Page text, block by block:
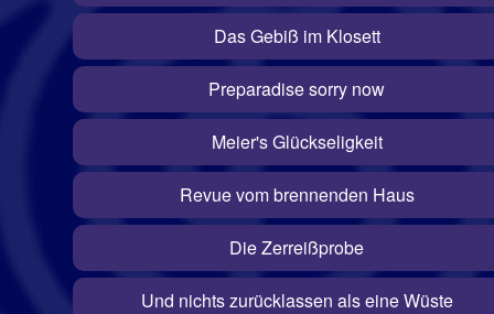
Das Gebiß im Klosett
Preparadise sorry now
Meier's Glückseligkeit
Revue vom brennenden Haus
Die Zerreißprobe
Und nichts zurücklassen als eine Wüste